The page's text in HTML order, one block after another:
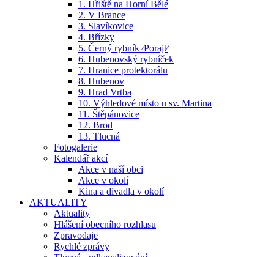
1. Hřiště na Horní Bělé
2. V Brance
3. Slavíkovice
4. Břízky
5. Černý rybník ⁄Porajt⁄
6. Hubenovský rybníček
7. Hranice protektorátu
8. Hubenov
9. Hrad Vrtba
10. Výhledové místo u sv. Martina
11. Štěpánovice
12. Brod
13. Tlucná
Fotogalerie
Kalendář akcí
Akce v naší obci
Akce v okolí
Kina a divadla v okolí
AKTUALITY
Aktuality
Hlášení obecního rozhlasu
Zpravodaje
Rychlé zprávy